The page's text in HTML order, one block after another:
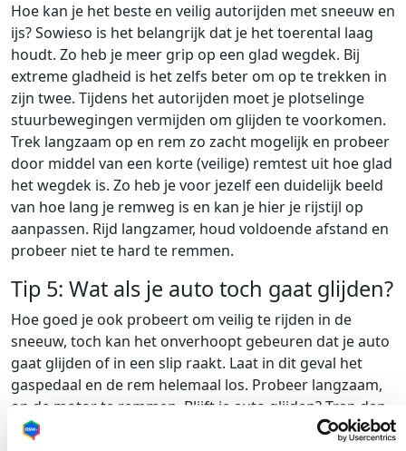
Hoe kan je het beste en veilig autorijden met sneeuw en
ijs? Sowieso is het belangrijk dat je het toerental laag
houdt. Zo heb je meer grip op een glad wegdek. Bij
extreme gladheid is het zelfs beter om op te trekken in
zijn twee. Tijdens het autorijden moet je plotselinge
stuurbewegingen vermijden om glijden te voorkomen.
Trek langzaam op en rem zo zacht mogelijk en probeer
door middel van een korte (veilige) remtest uit hoe glad
het wegdek is. Zo heb je voor jezelf een duidelijk beeld
van hoe lang je remweg is en kan je hier je rijstijl op
aanpassen. Rijd langzamer, houd voldoende afstand en
probeer niet te hard te remmen.
Tip 5: Wat als je auto toch gaat glijden?
Hoe goed je ook probeert om veilig te rijden in de
sneeuw, toch kan het onverhoopt gebeuren dat je auto
gaat glijden of in een slip raakt. Laat in dit geval het
gaspedaal en de rem helemaal los. Probeer langzaam,
op de motor te remmen. Blijft je auto glijden? Trap dan
de koppeling in en draai het stuur in de richting waar je